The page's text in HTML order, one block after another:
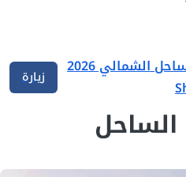
قرية شماسي الساحل الشمالي 2026
زيارة